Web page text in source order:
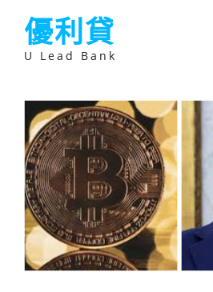
優利貸
U Lead Bank